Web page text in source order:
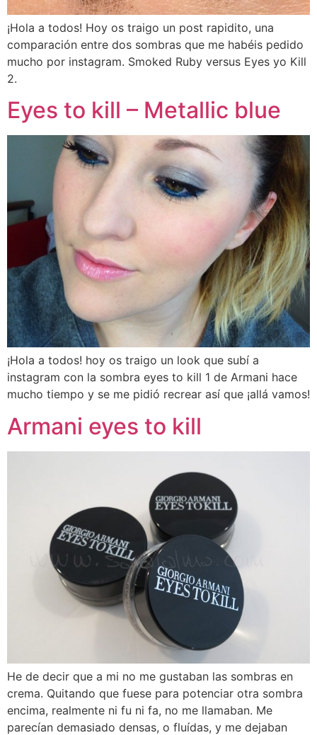
¡Hola a todos! Hoy os traigo un post rapidito, una
comparación entre dos sombras que me habéis pedido
mucho por instagram. Smoked Ruby versus Eyes yo Kill
2.
Eyes to kill – Metallic blue
¡Hola a todos! hoy os traigo un look que subí a
instagram con la sombra eyes to kill 1 de Armani hace
mucho tiempo y se me pidió recrear así que ¡allá vamos!
Armani eyes to kill
He de decir que a mi no me gustaban las sombras en
crema. Quitando que fuese para potenciar otra sombra
encima, realmente ni fu ni fa, no me llamaban. Me
parecían demasiado densas, o fluídas, y me dejaban